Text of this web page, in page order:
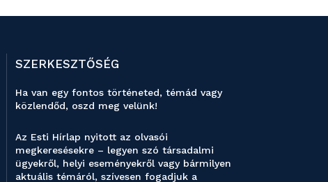
SZERKESZTŐSÉG
Ha van egy fontos történeted, témád vagy
közlendőd, oszd meg velünk!
Az Esti Hírlap nyitott az olvasói
megkeresésekre – legyen szó társadalmi
ügyekről, helyi eseményekről vagy bármilyen
aktuális témáról, szívesen fogadjuk a